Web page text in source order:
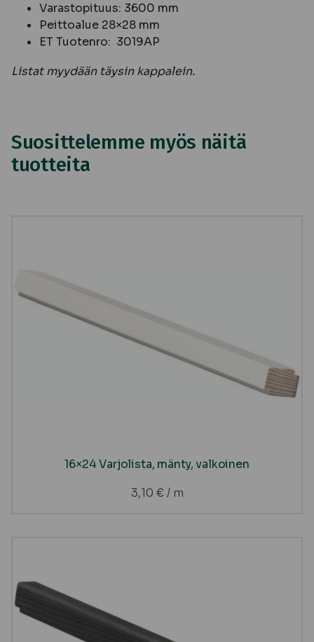
Varastopituus: 3600 mm
Peittoalue 28×28 mm
ET Tuotenro: 3019AP
Listat myydään täysin kappalein.
Suosittelemme myös näitä
tuotteita
16×24 Varjolista, mänty, valkoinen
3,10 € / m